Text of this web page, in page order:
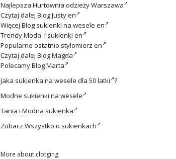
Najlepsza Hurtownia odzieży Warszawa
Czytaj dalej Blog Justy en
Więcej Blog sukienki na wesele en
TrendyModa i sukienki en
Popularne ostatnio stylomierz en
Czytaj dalej Blog Magda
PolecamyBlog Marta
Jaka sukienka na wesele dla 50 latki ?
Modne sukienki na wesele
Tania i Modna sukienka
Zobacz Wszystko o sukienkach
More about clotging